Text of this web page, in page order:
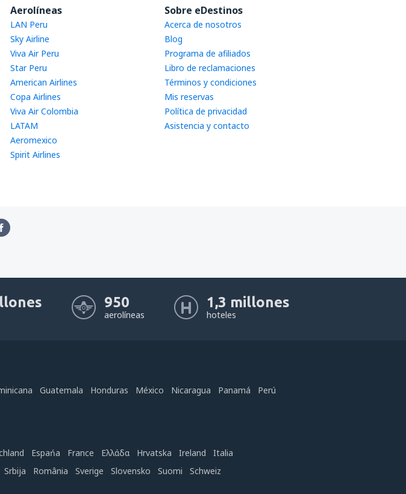
Aerolíneas
LAN Peru
Sky Airline
Viva Air Peru
Star Peru
American Airlines
Copa Airlines
Viva Air Colombia
LATAM
Aeromexico
Spirit Airlines
Sobre eDestinos
Acerca de nosotros
Blog
Programa de afiliados
Libro de reclamaciones
Términos y condiciones
Mis reservas
Política de privacidad
Asistencia y contacto
950
aerolíneas
1,3 millones
hoteles
Guatemala Honduras México Nicaragua Panamá
Perú
Espańa France Ελλάδα Hrvatska Ireland
Italia
Srbija România Sverige Slovensko Suomi
Schweiz